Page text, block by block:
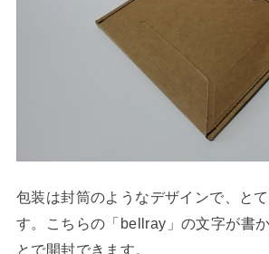
包装は封筒のようなデザインで、と
す。こちらの「bellray」の文字が書
とで開封できます。